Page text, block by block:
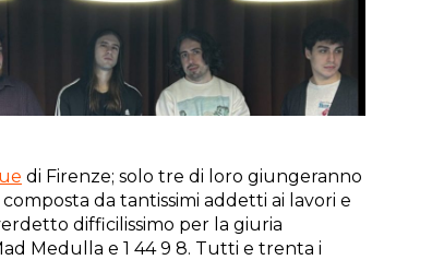
di Firenze; solo tre di loro giungeranno
da tantissimi addetti ai lavori e
difficilissimo per la giuria
Medulla e 1 44 9 8. Tutti e trenta i